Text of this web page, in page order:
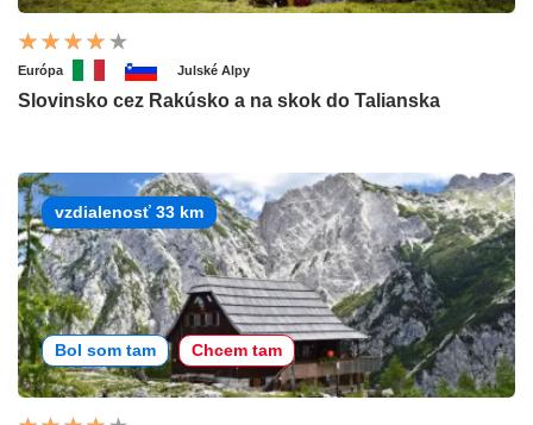
Európa Julské Alpy
Slovinsko cez Rakúsko a na skok do Talianska
vzdialenosť 33 km
Bol som tam Chcem tam